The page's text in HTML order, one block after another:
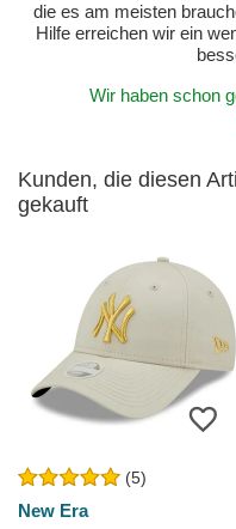
die es am meisten
Hilfe erreichen wir ein
Wir haben schon
Kunden, die diesen
gekauft
(5)
New Era